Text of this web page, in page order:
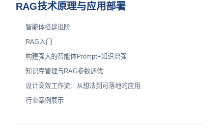
RAG技术原理与应用部署
智能体搭建进阶
RAG入门
构建强大的智能体Prompt+知识增强
知识库管理与RAG参数调优
设计高效工作流：从想法到可落地的应用
行业案例展示